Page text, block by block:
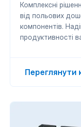
Комплексні
від польових
компонентів.
продуктивності
Переглянути